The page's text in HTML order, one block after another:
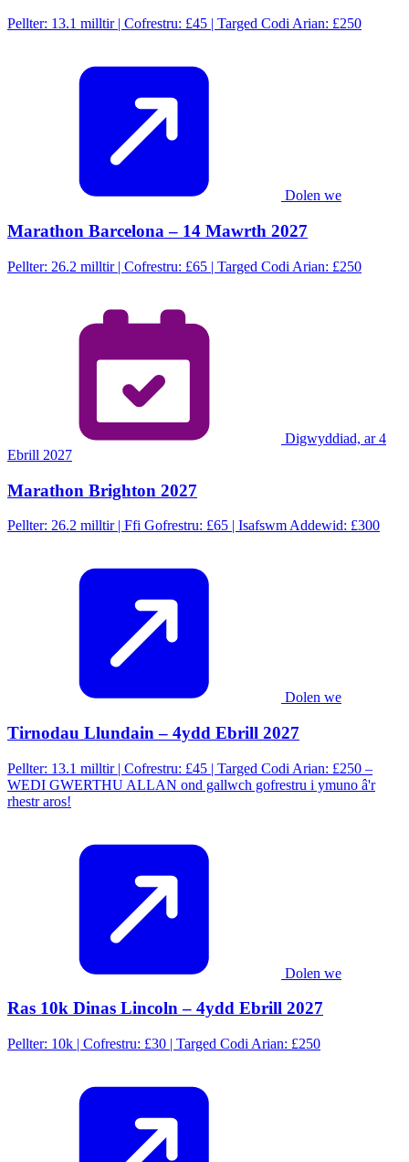
Pellter: 13.1 milltir | Cofrestru: £45 | Targed Codi Arian: £250
Dolen we
Marathon Barcelona – 14 Mawrth 2027
Pellter: 26.2 milltir | Cofrestru: £65 | Targed Codi Arian: £250
Digwyddiad, ar 4
Ebrill 2027
Marathon Brighton 2027
Pellter: 26.2 milltir | Ffi Gofrestru: £65 | Isafswm Addewid: £300
Dolen we
Tirnodau Llundain – 4ydd Ebrill 2027
Pellter: 13.1 milltir | Cofrestru: £45 | Targed Codi Arian: £250 –
WEDI GWERTHU ALLAN ond gallwch gofrestru i ymuno â'r
rhestr aros!
Dolen we
Ras 10k Dinas Lincoln – 4ydd Ebrill 2027
Pellter: 10k | Cofrestru: £30 | Targed Codi Arian: £250